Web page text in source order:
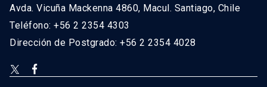
Avda. Vicuña Mackenna 4860, Macul. Santiago, Chile
Teléfono: +56 2 2354 4303
Dirección de Postgrado: +56 2 2354 4028